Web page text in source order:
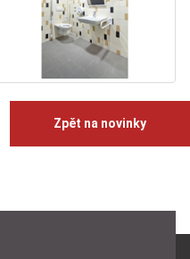
Zpět na novinky